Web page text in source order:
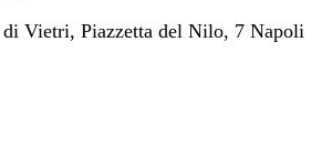
di Vietri, Piazzetta del Nilo, 7 Napoli